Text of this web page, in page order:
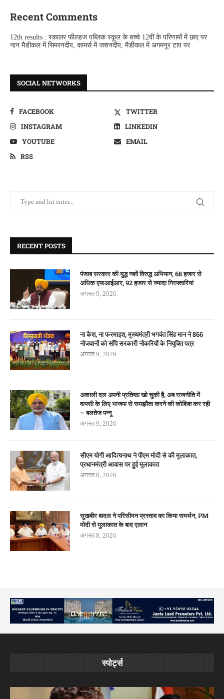
Recent Comments
12th results : स्कालर फील्डज पब्लिक स्कूल के बच्चे 12वीं के परिणामों में छाएपर
नान मैडीकल में सिमरनदीप, कामर्स में जशनदीप, मैडीकल में अगमनूर टाप पर
SOCIAL NETWORKS
FACEBOOK
TWITTER
INSTAGRAM
LINKEDIN
YOUTUBE
EMAIL
RSS
RECENT POSTS
पंजाब सरकार की युद्ध नशों विरुद्ध अभियान, 68 हजार से
अधिक एफआईआर, 92 हजार से ज्यादा गिरफ्तारियां
अगस्त 9, 2026
ना कैश, ना फरमाइश, मुख्यमंत्री भगवंत सिंह मान ने 866
नौजवानों को सौंपे सरकारी नौकरियों के नियुक्ति पत्र
अगस्त 9, 2026
अकाली दल अपनी प्रतिष्ठा खो चुकी है, अब राजनीति में
वापसी के लिए भाजपा से समझौता करने की कोशिश कर रही
– बलतेज पन्नू
अगस्त 9, 2026
सीएम योगी आदित्यनाथ ने पीएम मोदी से की मुलाकात,
प्रधानमंत्री आवास पर हुई मुलाकात
अगस्त 8, 2026
सुखबीर बादल ने परिसीमन प्रस्ताव का किया समर्थन, PM
मोदी से मुलाकात के बाद एलान
अगस्त 8, 2026
स्पोर्ट्स